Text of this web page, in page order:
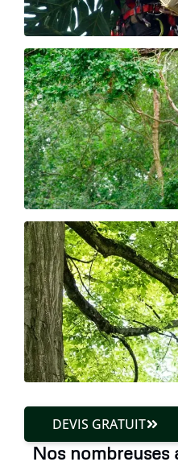
DEVIS GRATUIT
Nos